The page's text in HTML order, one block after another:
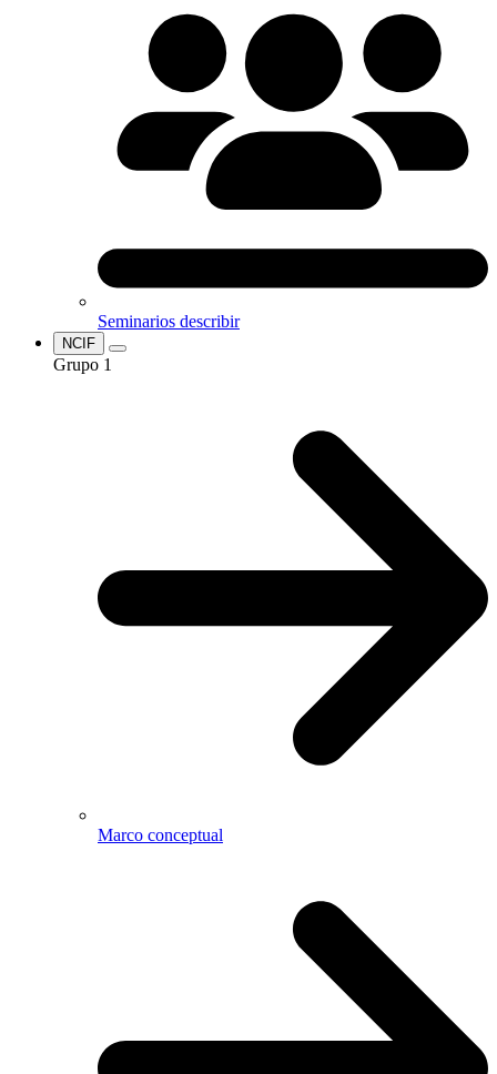
Seminarios describir
NCIF
Grupo 1
Marco conceptual